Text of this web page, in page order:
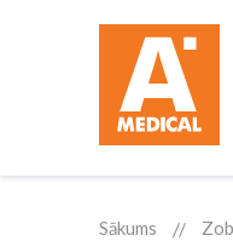
Sākums